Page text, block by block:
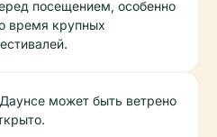
посещением, особенно
время крупных
может быть ветрено